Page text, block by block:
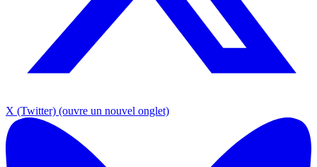
X (Twitter) (ouvre un nouvel onglet)